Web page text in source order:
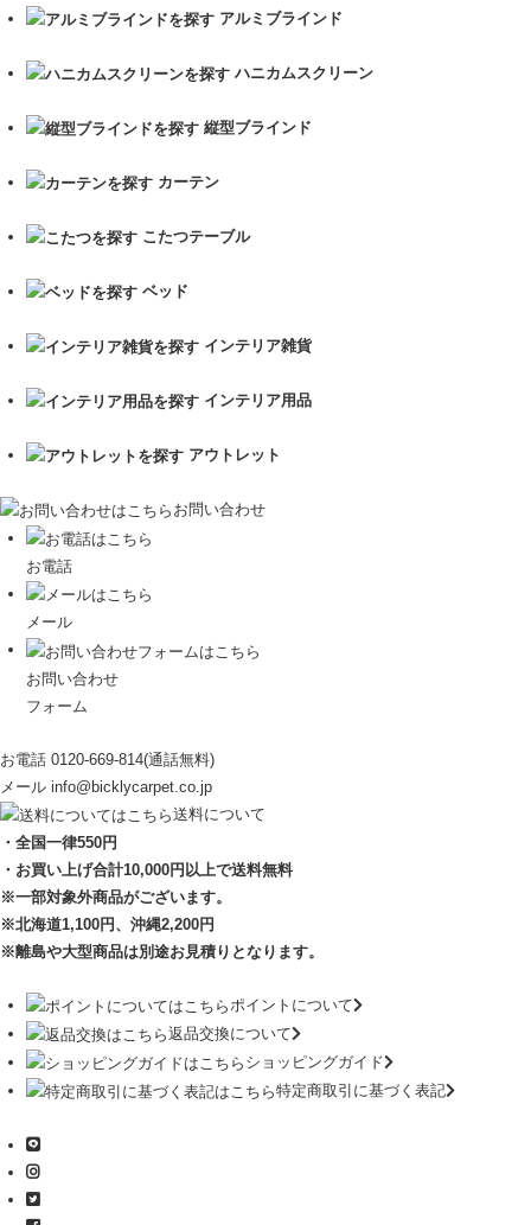
アルミブラインド
ハニカムスクリーン
縦型ブラインド
カーテン
こたつテーブル
ベッド
インテリア雑貨
インテリア用品
アウトレット
お問い合わせ
お電話
メール
お問い合わせ
フォーム
お電話 0120-669-814(通話無料)
メール info@bicklycarpet.co.jp
送料について
・全国一律550円
・お買い上げ合計10,000円 以上で送料無料
※一部対象外商品がございます。
※北海道1,100円、沖縄2,200円
※離島や大型商品は別途お見積りとなります。
ポイントについて
返品交換について
ショッピングガイド
特定商取引に基づく表記